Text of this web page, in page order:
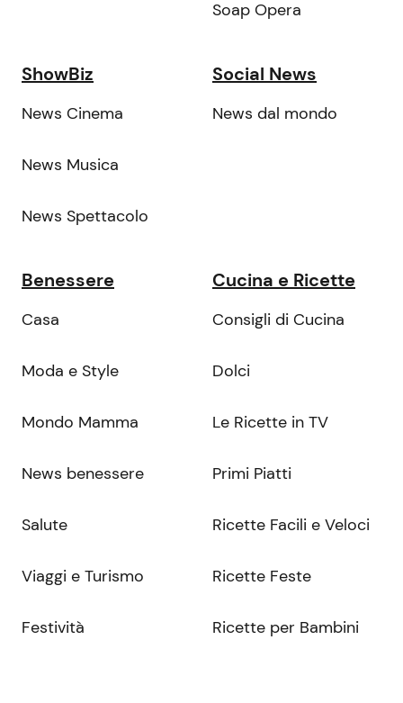
Soap Opera
ShowBiz
News Cinema
News Musica
News Spettacolo
Social News
News dal mondo
Benessere
Casa
Moda e Style
Mondo Mamma
News benessere
Salute
Viaggi e Turismo
Festività
Cucina e Ricette
Consigli di Cucina
Dolci
Le Ricette in TV
Primi Piatti
Ricette Facili e Veloci
Ricette Feste
Ricette per Bambini